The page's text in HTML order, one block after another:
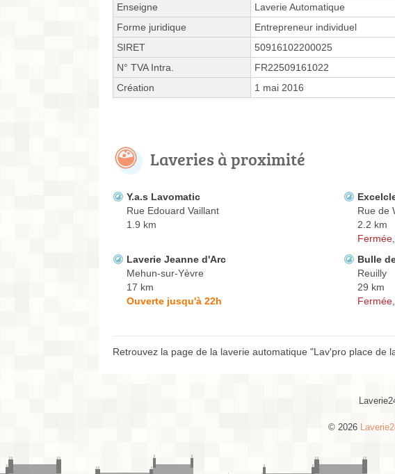
Enseigne
Laverie Automatique
Forme juridique
Entrepreneur individuel
SIRET
50916102200025
N° TVA Intra.
FR22509161022
Création
1 mai 2016
Laveries à proximité
Y.a.s Lavomatic
Rue Edouard Vaillant
1.9 km
Rue de
2.2 km
Laverie Jeanne d'Arc
Mehun-sur-Yèvre
17 km
Ouverte jusqu'à 22h
Bulle
Reuilly
29 km
Retrouvez la page de la laverie automatique "Lav'pro place de
© 2026